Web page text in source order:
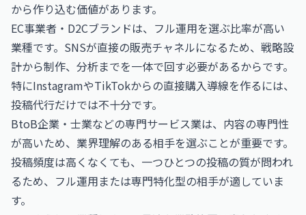
から作り込む価値があります。
EC事業者・D2Cブランドは、フル運用を選ぶ比率が高い
業種です。SNSが直接の販売チャネルになるため、戦略設
計から制作、分析までを一体で回す必要があるからです。
特にInstagramやTikTokからの直接購入導線を作るには、
投稿代行だけでは不十分です。
BtoB企業・士業などの専門サービス業は、内容の専門性
が高いため、業界理解のある相手を選ぶことが重要です。
投稿頻度は高くなくても、一つひとつの投稿の質が問われ
るため、フル運用または専門特化型の相手が適していま
す。